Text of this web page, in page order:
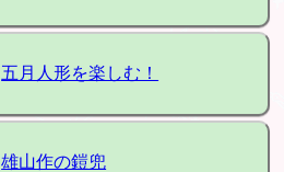
五月人形を楽しむ！
雄山作の鎧兜